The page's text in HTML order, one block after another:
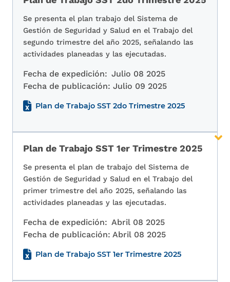
Se presenta el plan trabajo del Sistema de
Gestión de Seguridad y Salud en el Trabajo del
segundo trimestre del año 2025, señalando las
actividades planeadas y las ejecutadas.
Fecha de expedición: Julio 08 2025
Fecha de publicación: Julio 09 2025
Plan de Trabajo SST 2do Trimestre 2025
Plan de Trabajo SST 1er Trimestre 2025
Se presenta el plan de trabajo del Sistema de
Gestión de Seguridad y Salud en el Trabajo del
primer trimestre del año 2025, señalando las
actividades planeadas y las ejecutadas.
Fecha de expedición: Abril 08 2025
Fecha de publicación: Abril 08 2025
Plan de Trabajo SST 1er Trimestre 2025